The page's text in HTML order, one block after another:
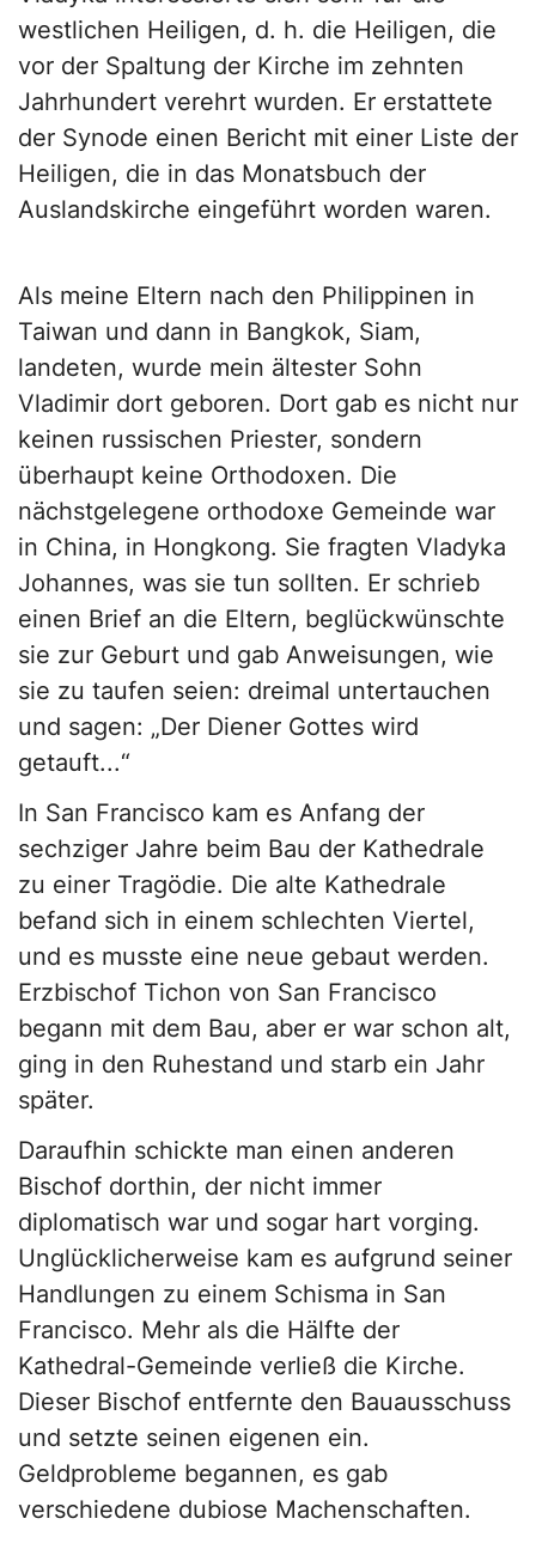
westlichen Heiligen, d. h. die Heiligen, die
vor der Spaltung der Kirche im zehnten
Jahrhundert verehrt wurden. Er erstattete
der Synode einen Bericht mit einer Liste der
Heiligen, die in das Monatsbuch der
Auslandskirche eingeführt worden waren.
Als meine Eltern nach den Philippinen in
Taiwan und dann in Bangkok, Siam,
landeten, wurde mein ältester Sohn
Vladimir dort geboren. Dort gab es nicht nur
keinen russischen Priester, sondern
überhaupt keine Orthodoxen. Die
nächstgelegene orthodoxe Gemeinde war
in China, in Hongkong. Sie fragten Vladyka
Johannes, was sie tun sollten. Er schrieb
einen Brief an die Eltern, beglückwünschte
sie zur Geburt und gab Anweisungen, wie
sie zu taufen seien: dreimal untertauchen
und sagen: „Der Diener Gottes wird
getauft...“
In San Francisco kam es Anfang der
sechziger Jahre beim Bau der Kathedrale
zu einer Tragödie. Die alte Kathedrale
befand sich in einem schlechten Viertel,
und es musste eine neue gebaut werden.
Erzbischof Tichon von San Francisco
begann mit dem Bau, aber er war schon alt,
ging in den Ruhestand und starb ein Jahr
später.
Daraufhin schickte man einen anderen
Bischof dorthin, der nicht immer
diplomatisch war und sogar hart vorging.
Unglücklicherweise kam es aufgrund seiner
Handlungen zu einem Schisma in San
Francisco. Mehr als die Hälfte der
Kathedral-Gemeinde verließ die Kirche.
Dieser Bischof entfernte den Bauausschuss
und setzte seinen eigenen ein.
Geldprobleme begannen, es gab
verschiedene dubiose Machenschaften.